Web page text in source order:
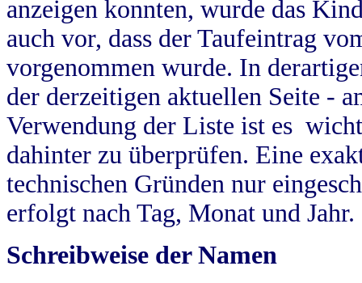
anzeigen konnten, wurde das
auch vor, dass der Taufeintrag
vorgenommen wurde. In
der derzeitigen aktuellen Seite -
Verwendung der Liste ist es
dahinter zu überprüfen. Eine
technischen Gründen nur
erfolgt nach Tag, Monat und Jahr.
Schreibweise der Namen